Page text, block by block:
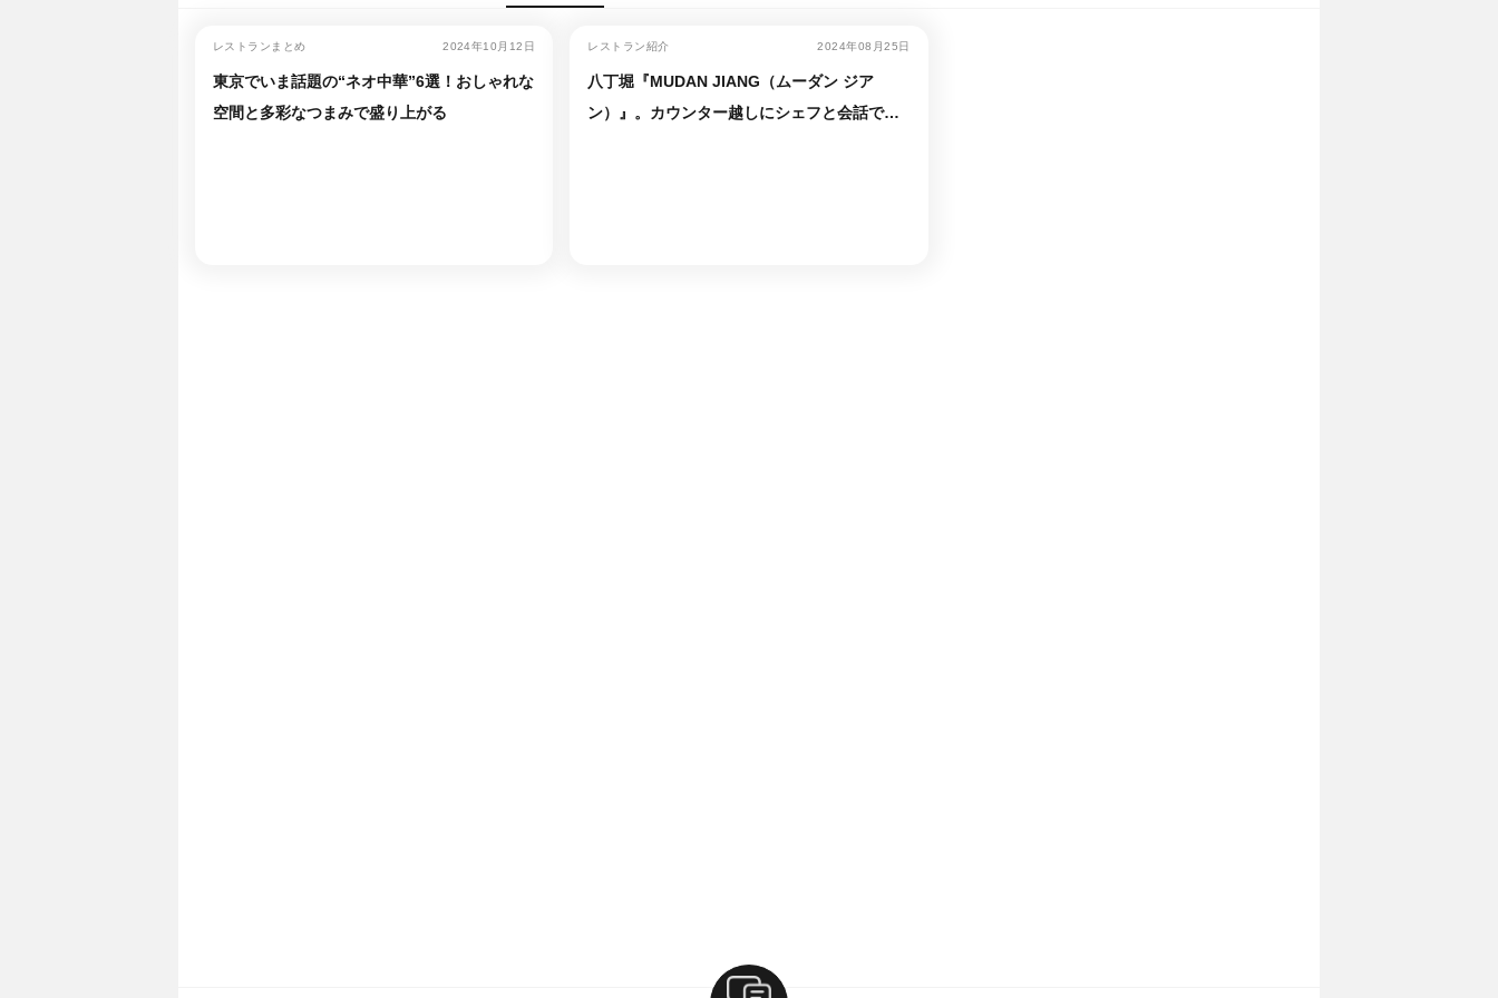
レストランまとめ 2024年10月12日
東京でいま話題の“ネオ中華”6選！おしゃれな
空間と多彩なつまみで盛り上がる
レストラン紹介 2024年08月25日
八丁堀『MUDAN JIANG（ムーダン ジア
ン）』。カウンター越しにシェフと会話でき